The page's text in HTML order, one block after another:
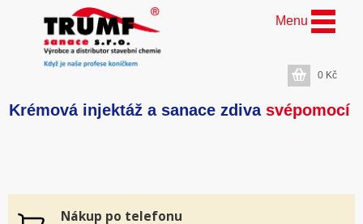
Krémová injektáž a sanace zdiva svépomocí
Menu
0 Kč
Nákup po telefonu